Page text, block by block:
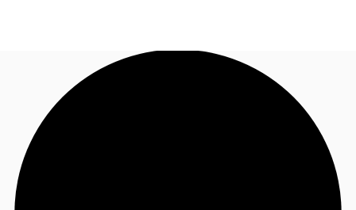
Blog
Données marchés
Appelez maintenant